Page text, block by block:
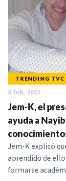
TRENDING TVC
6 feb. 2025
Jem-K, el
ayuda a
Jem-K explicó
aprendido de
formarse